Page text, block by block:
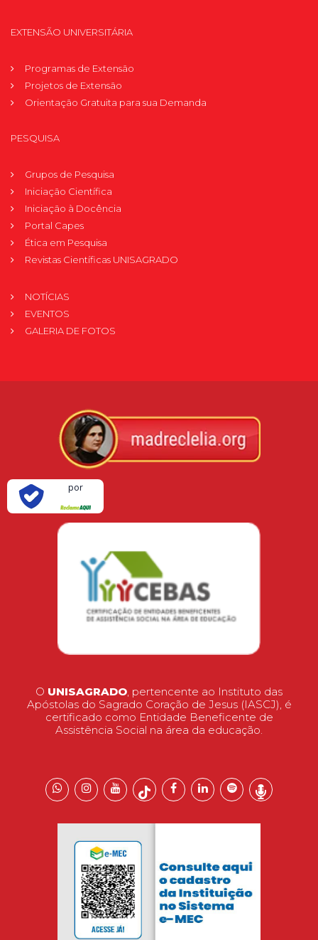
EXTENSÃO UNIVERSITÁRIA
Programas de Extensão
Projetos de Extensão
Orientação Gratuita para sua Demanda
PESQUISA
Grupos de Pesquisa
Iniciação Científica
Iniciação à Docência
Portal Capes
Ética em Pesquisa
Revistas Científicas UNISAGRADO
NOTÍCIAS
EVENTOS
GALERIA DE FOTOS
por
O UNISAGRADO, pertencente ao Instituto das
Apóstolas do Sagrado Coração de Jesus (IASCJ), é
certificado como Entidade Beneficente de
Assistência Social na área da educação.